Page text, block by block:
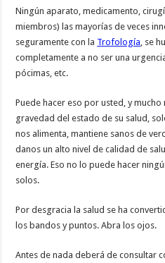
Ningún aparato, medicamento,
miembros) las mayorías de veces
seguramente con la Trofología, se
completamente a no ser una
pócimas, etc.
Puede hacer eso por usted, y
gravedad del estado de su salud,
nos alimenta, mantiene sanos de
danos un alto nivel de calidad de
energía. Eso no lo puede hacer
solos.
Por desgracia la salud se ha
los bandos y puntos. Abra los ojos.
Antes de nada deberá de consultar